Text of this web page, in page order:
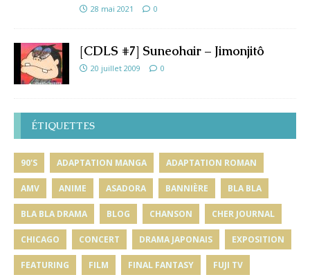
28 mai 2021 0
[CDLS #7] Suneohair – Jimonjitô
20 juillet 2009 0
ÉTIQUETTES
90'S ADAPTATION MANGA ADAPTATION ROMAN
AMV ANIME ASADORA BANNIÈRE BLA BLA
BLA BLA DRAMA BLOG CHANSON CHER JOURNAL
CHICAGO CONCERT DRAMA JAPONAIS EXPOSITION
FEATURING FILM FINAL FANTASY FUJI TV